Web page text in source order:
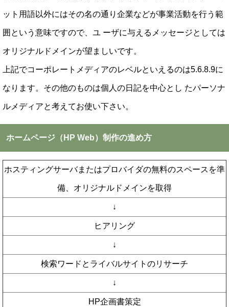
ット用語以外にはその名の通り企業などが事業活動を行う範
囲という意味ですので、ユ ーザに与えるメッセージとしては
オリジナルドメインが望ましいです。
上記でコーポレートメディアのレベルといえるのは5.6.8.9に
なります。その他のものは個人の日記を中心とし たパーソナ
ルメディアと考えてお使い下さい。
ホームページ（HP Web）制作の進め方
ホスティングサーバまたはプロバイダの無料のスペースを準
備、オリジナルドメインを取得
↓
ヒアリング
↓
検索ワードとライバルサイトのリサーチ
↓
HP企画書策定